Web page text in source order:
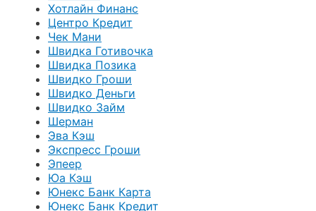
Хотлайн Финанс
Центро Кредит
Чек Мани
Швидка Готивочка
Швидка Позика
Швидко Гроши
Швидко Деньги
Швидко Займ
Шерман
Эва Кэш
Экспресс Гроши
Эпеер
Юа Кэш
Юнекс Банк Карта
Юнекс Банк Кредит